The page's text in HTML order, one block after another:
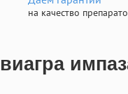
на качество